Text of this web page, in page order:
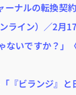
ナルの転換契
ライン）／2月17
いですか？」
『ビランジ』